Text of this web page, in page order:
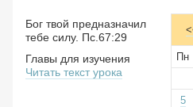
Пн
5
Бог твой предназначил
тебе силу. Пс.67:29
Главы для изучения
Читать текст урока